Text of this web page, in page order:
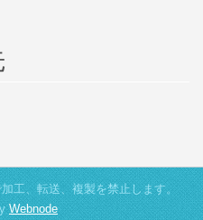
工、転送、複製を禁止します。
Webnode